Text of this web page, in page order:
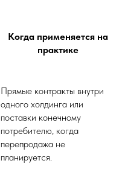
Когда применяется на
практике
Прямые контракты внутри
одного холдинга или
поставки конечному
потребителю, когда
перепродажа не
планируется.